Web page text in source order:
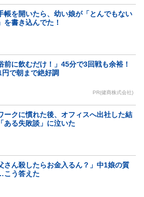
帳を開いたら、幼い娘が「とんでもない
を書き込んでた！
前に飲むだけ！」45分で3回戦も余裕！
円で朝まで絶好調
PR(健商株式会社)
ークに慣れた後、オフィスへ出社した結
る失敗談」に泣いた
さん殺したらお金入るん？」中1娘の質
こう答えた